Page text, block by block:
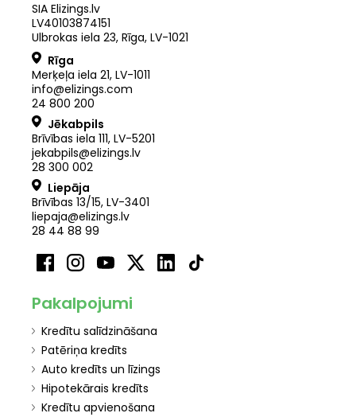
SIA Elizings.lv
LV40103874151
Ulbrokas iela 23, Rīga, LV-1021
Rīga
Merķeļa iela 21, LV-1011
info@elizings.com
24 800 200
Jēkabpils
Brīvības iela 111, LV-5201
jekabpils@elizings.lv
28 300 002
Liepāja
Brīvības 13/15, LV-3401
liepaja@elizings.lv
28 44 88 99
Pakalpojumi
Kredītu salīdzināšana
Patēriņa kredīts
Auto kredīts un līzings
Hipotekārais kredīts
Kredītu apvienošana